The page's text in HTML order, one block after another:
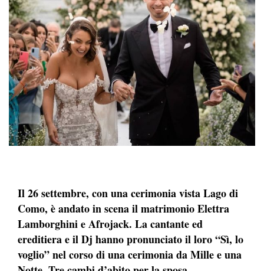
Il 26 settembre, con una cerimonia vista Lago di
Como, è andato in scena il matrimonio Elettra
Lamborghini e Afrojack. La cantante ed
ereditiera e il Dj hanno pronunciato il loro “Sì, lo
voglio” nel corso di una cerimonia da Mille e una